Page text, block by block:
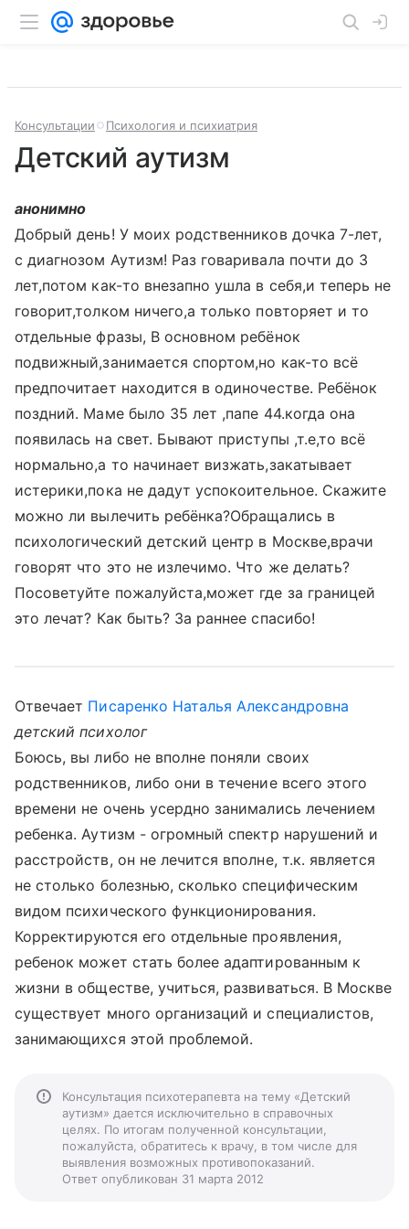
Консультации Психология и психиатрия
Детский аутизм
анонимно
Добрый день! У моих родственников дочка 7-лет,
с диагнозом Аутизм! Раз говаривала почти до 3
лет,потом как-то внезапно ушла в себя,и теперь не
говорит,толком ничего,а только повторяет и то
отдельные фразы, В основном ребёнок
подвижный,занимается спортом,но как-то всё
предпочитает находится в одиночестве. Ребёнок
поздний. Маме было 35 лет ,папе 44.когда она
появилась на свет. Бывают приступы ,т.е,то всё
нормально,а то начинает визжать,закатывает
истерики,пока не дадут успокоительное. Скажите
можно ли вылечить ребёнка?Обращались в
психологический детский центр в Москве,врачи
говорят что это не излечимо. Что же делать?
Посоветуйте пожалуйста,может где за границей
это лечат? Как быть? За раннее спасибо!
Отвечает Писаренко Наталья Александровна
детский психолог
Боюсь, вы либо не вполне поняли своих
родственников, либо они в течение всего этого
времени не очень усердно занимались лечением
ребенка. Аутизм - огромный спектр нарушений и
расстройств, он не лечится вполне, т.к. является
не столько болезнью, сколько специфическим
видом психического функционирования.
Корректируются его отдельные проявления,
ребенок может стать более адаптированным к
жизни в обществе, учиться, развиваться. В Москве
существует много организаций и специалистов,
занимающихся этой проблемой.
Консультация психотерапевта на тему «Детский
аутизм» дается исключительно в справочных
целях. По итогам полученной консультации,
пожалуйста, обратитесь к врачу, в том числе для
выявления возможных противопоказаний.
Ответ опубликован 31 марта 2012